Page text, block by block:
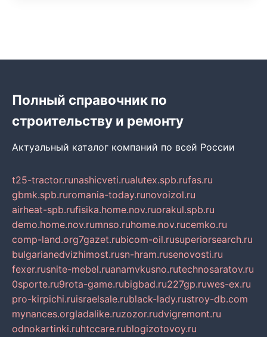
Полный справочник по
строительству и ремонту
Актуальный каталог компаний по всей России
t25-tractor.runashicveti.rualutex.spb.rufas.ru
gbmk.spb.ruromania-today.runovoizol.ru
airheat-spb.rufisika.home.nov.ruorakul.spb.ru
demo.home.nov.rumnso.ruhome.nov.rucemko.ru
comp-land.org7gazet.rubicom-oil.rusuperiorsearch.ru
bulgarianedvizhimost.rusn-hram.rusenovosti.ru
fexer.rusnite-mebel.ruanamvkusno.rutechnosaratov.ru
0sporte.ru9rota-game.rubigbad.ru227gp.ruwes-ex.ru
pro-kirpichi.ruisraelsale.rublack-lady.rustroy-db.com
mynances.orgladalike.ruzozor.rudvigremont.ru
odnokartinki.ruhtccare.rublogizotovoy.ru